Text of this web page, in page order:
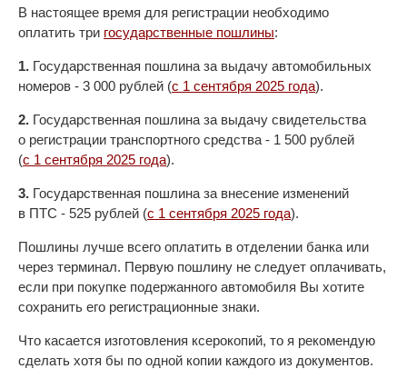
В настоящее время для регистрации необходимо
оплатить три государственные пошлины:
1. Государственная пошлина за выдачу автомобильных
номеров - 3 000 рублей (с 1 сентября 2025 года).
2. Государственная пошлина за выдачу свидетельства
о регистрации транспортного средства - 1 500 рублей
(с 1 сентября 2025 года).
3. Государственная пошлина за внесение изменений
в ПТС - 525 рублей (с 1 сентября 2025 года).
Пошлины лучше всего оплатить в отделении банка или
через терминал. Первую пошлину не следует оплачивать,
если при покупке подержанного автомобиля Вы хотите
сохранить его регистрационные знаки.
Что касается изготовления ксерокопий, то я рекомендую
сделать хотя бы по одной копии каждого из документов.